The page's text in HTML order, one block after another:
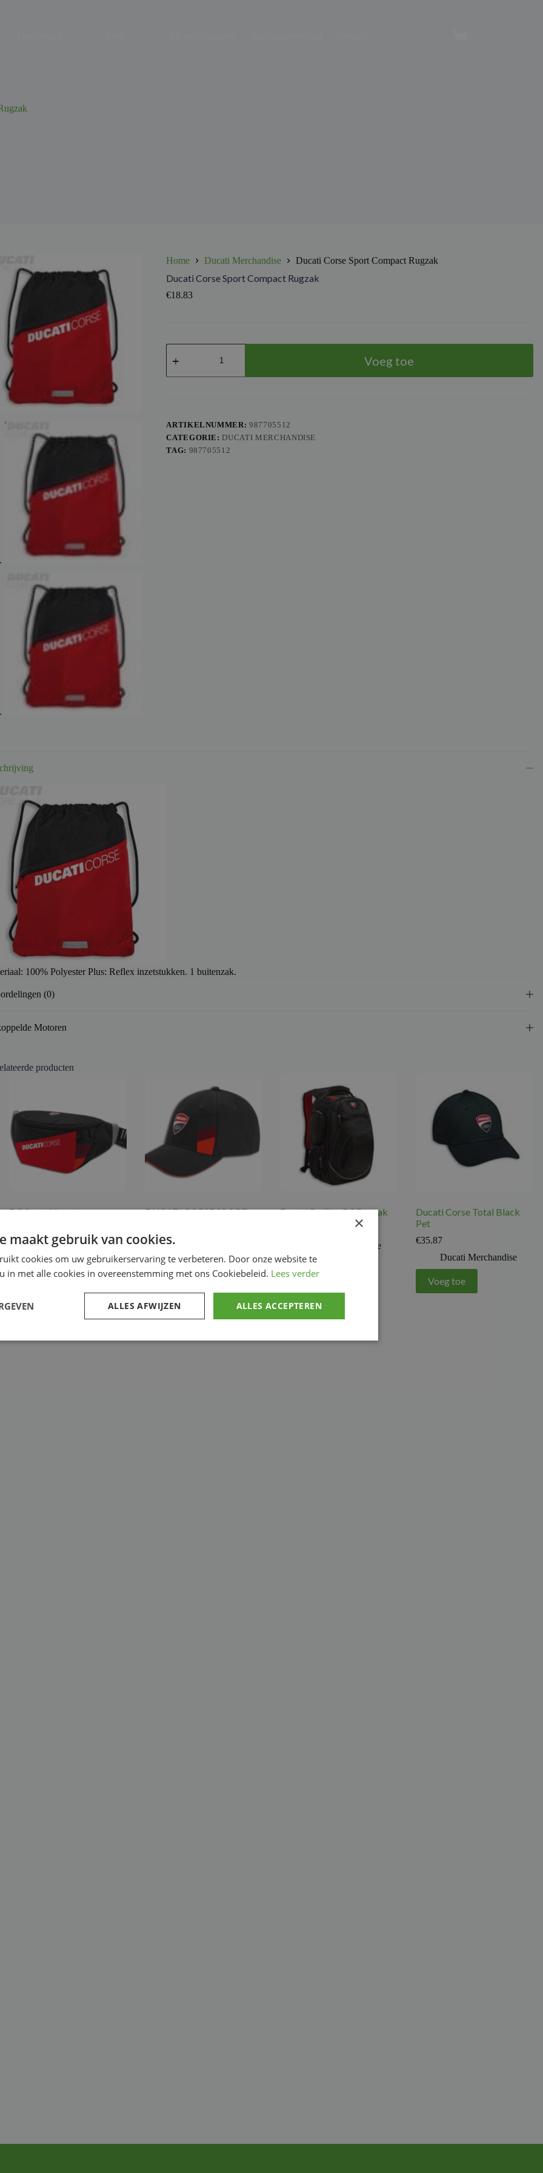
Home Ducati Merchandise Ducati Corse Sport Compact Rugzak
Ducati Corse Sport Compact Rugzak
€18.83
Ducati
Corse
Compact
Voeg toe
ARTIKELNUMMER:987705512
CATEGORIE: DUCATI MERCHANDISE
TAG: 987705512
100% Polyester Plus: Reflex inzetstukken. 1 buitenzak.
(0)
Motoren
producten
DC Sport Heuptas
Ducati Merchandise
Voeg toe
DUCATI CORSE SPORT
€ 35.87
Ducati Merchandise
Voeg toe
Ducati Redline B3 Rugzak
Ducati Merchandise
Voeg toe
Ducati Corse Total Black
Pet
€35.87
Ducati Merchandise
Voeg toe
×
maakt gebruik van cookies.
cookies om uw gebruikerservaring te verbeteren. Door onze website te
in met alle cookies in overeenstemming met ons Cookiebeleid. Lees verder
ALLES ACCEPTEREN
ALLES AFWIJZEN